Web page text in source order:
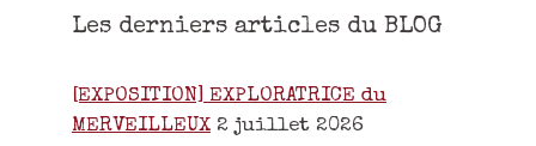
Les derniers articles du BLOG
[EXPOSITION] EXPLORATRICE du
MERVEILLEUX 2 juillet 2026